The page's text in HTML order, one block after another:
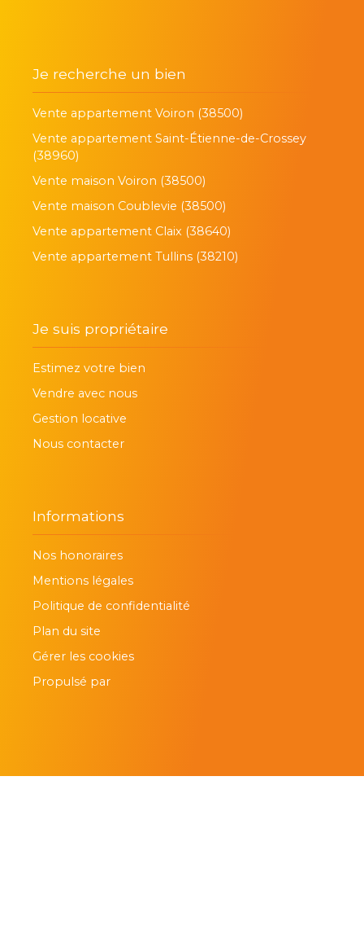
Je recherche un bien
Vente appartement Voiron (38500)
Vente appartement Saint-Étienne-de-Crossey
(38960)
Vente maison Voiron (38500)
Vente maison Coublevie (38500)
Vente appartement Claix (38640)
Vente appartement Tullins (38210)
Je suis propriétaire
Estimez votre bien
Vendre avec nous
Gestion locative
Nous contacter
Informations
Nos honoraires
Mentions légales
Politique de confidentialité
Plan du site
Gérer les cookies
Propulsé par